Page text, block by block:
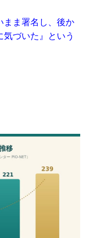
まま署名し、後か
気づいた』という